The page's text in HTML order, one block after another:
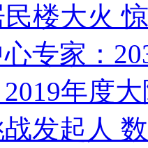
民楼大火
专家：
年度
发起人